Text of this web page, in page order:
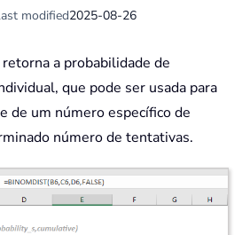
modified2025-08-26
retorna a probabilidade de
que pode ser usada para
de um número específico de
número de tentativas.